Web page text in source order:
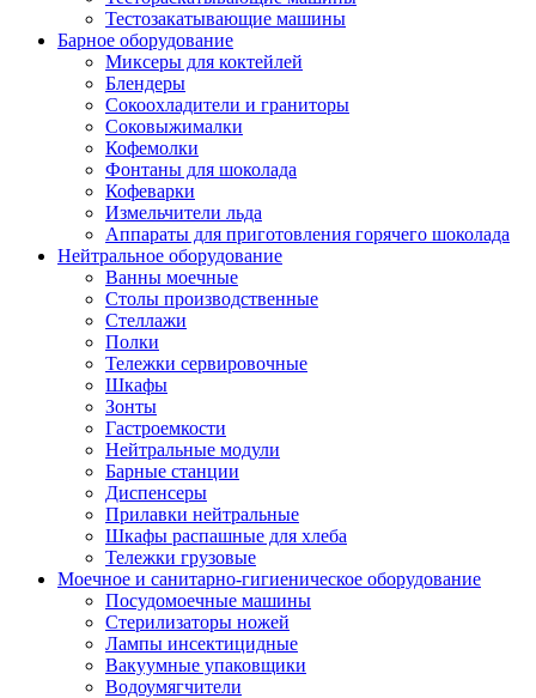
Тестозакатывающие машины
Барное оборудование
Миксеры для коктейлей
Блендеры
Сокоохладители и граниторы
Соковыжималки
Кофемолки
Фонтаны для шоколада
Кофеварки
Измельчители льда
Аппараты для приготовления горячего шоколада
Нейтральное оборудование
Ванны моечные
Столы производственные
Стеллажи
Полки
Тележки сервировочные
Шкафы
Зонты
Гастроемкости
Нейтральные модули
Барные станции
Диспенсеры
Прилавки нейтральные
Шкафы распашные для хлеба
Тележки грузовые
Моечное и санитарно-гигиеническое оборудование
Посудомоечные машины
Стерилизаторы ножей
Лампы инсектицидные
Вакуумные упаковщики
Водоумягчители